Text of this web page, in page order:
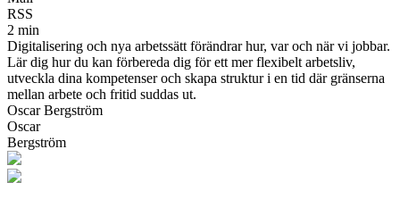
RSS
2 min
Digitalisering och nya arbetssätt förändrar hur, var och när vi jobbar.
Lär dig hur du kan förbereda dig för ett mer flexibelt arbetsliv,
utveckla dina kompetenser och skapa struktur i en tid där gränserna
mellan arbete och fritid suddas ut.
Oscar Bergström
Oscar
Bergström